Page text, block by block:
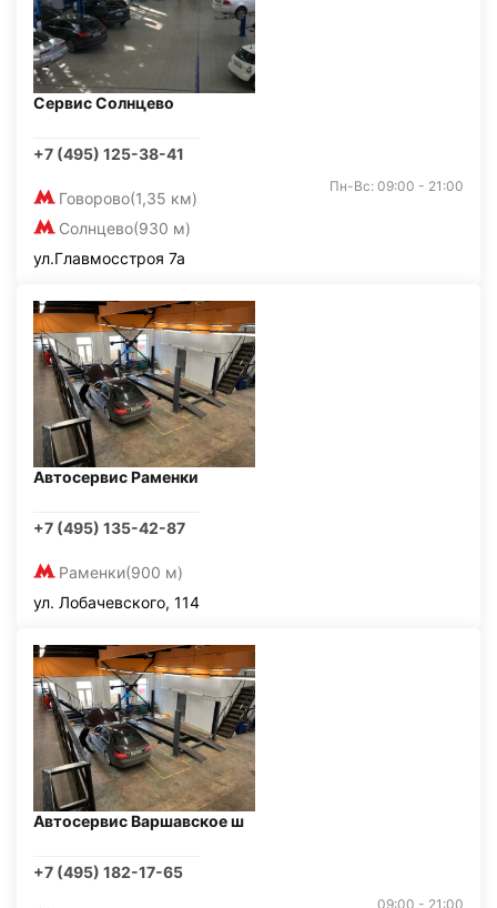
Сервис Солнцево
+7 (495) 125-38-41
Говорово(1,35 км)
Солнцево(930 м)
Пн-Вс: 09:00 - 21:00
ул.Главмосстроя 7а
Автосервис Раменки
+7 (495) 135-42-87
Раменки(900 м)
ул. Лобачевского, 114
Автосервис Варшавское ш
+7 (495) 182-17-65
09:00 - 21:00